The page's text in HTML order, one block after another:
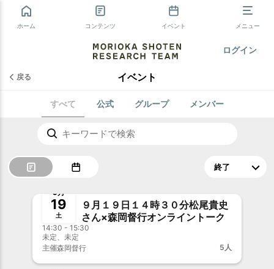
ホーム コンテンツ イベント メニュー
ログイン
戻る イベント
すべて 公式 グループ メンバー
9月
19
土
９月１９日１４時３０分松尾貴史
さん×森岡督行オンライントーク
14:30 - 15:30
未定、未定
主催森岡督行 5人
終了